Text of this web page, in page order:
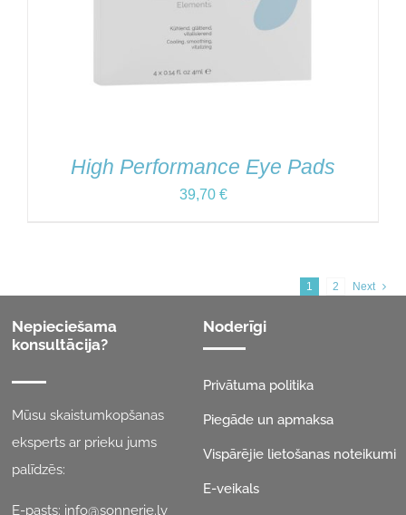
High Performance Eye Pads
39,70 €
1 2 Next
Nepieciešama
konsultācija?
Mūsu skaistumkopšanas
eksperts ar prieku jums
palīdzēs:
E-pasts: info@sonnerie.lv
Noderīgi
Privātuma politika
Piegāde un apmaksa
Vispārējie lietošanas noteikumi
E-veikals